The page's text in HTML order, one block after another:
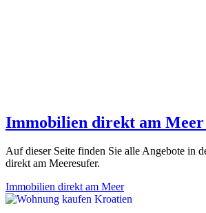
Immobilien direkt am
Auf dieser Seite finden Sie alle Angebote in
direkt am Meeresufer.
Immobilien direkt am Meer